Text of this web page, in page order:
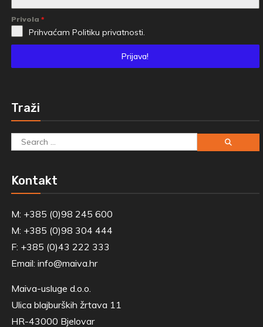
Privola *
Prihvaćam Politiku privatnosti.
Prijava!
Traži
Search
Kontakt
M: +385 (0)98 245 600
M: +385 (0)98 304 444
F: +385 (0)43 222 333
Email: info@maiva.hr
Maiva-usluge d.o.o.
Ulica blajburških žrtava 11
HR-43000 Bjelovar